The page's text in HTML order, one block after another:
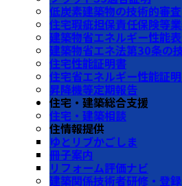
低炭素建築物の技術的審査
住宅瑕疵担保責任保険等
建築物省エネルギー性能
建築物省エネ法第30条の
住宅性能証明書
住宅省エネルギー性能証
昇降機等定期報告
住宅・建築総合支援
住宅・建築相談
住情報提供
ゆとリブかごしま
冊子案内
リフォーム評価ナビ
建築関係技術者研修・登